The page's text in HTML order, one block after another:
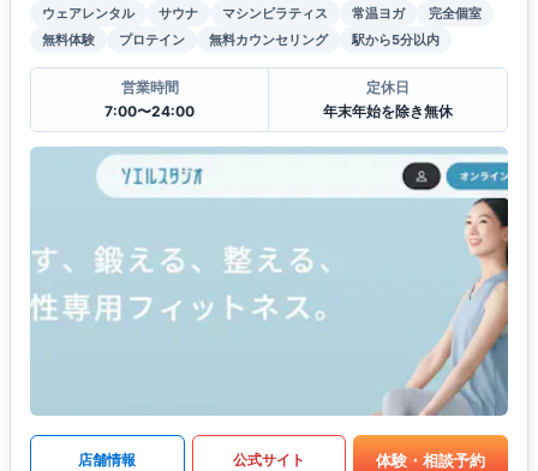
ウェアレンタル サウナ マシンピラティス 常温ヨガ
完全個室
無料体験
プロテイン 無料カウンセリング 駅から5分以内
営業時間
7:00〜24:00
定休日
年末年始を除き無休
店舗情報 公式サイト 体験・相談予約